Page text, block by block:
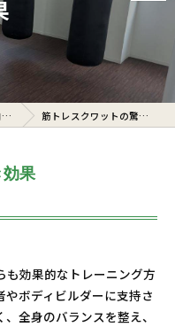
筋トレスクワットの驚くべき効果
果
も効果的なトレーニング方
ボディビルダーに支持さ
全身のバランスを整え、